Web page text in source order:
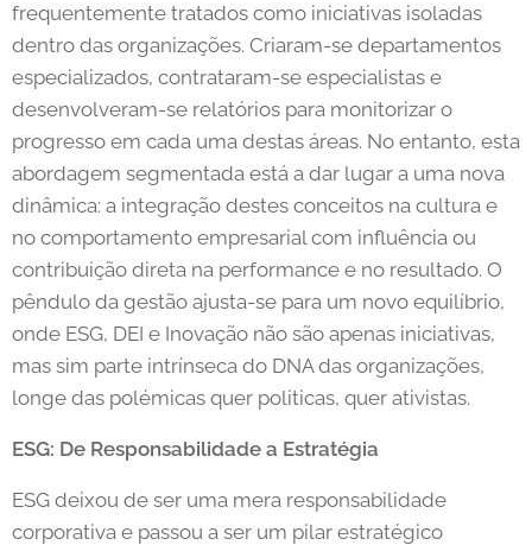
frequentemente tratados como iniciativas isoladas
dentro das organizações. Criaram-se departamentos
especializados, contrataram-se especialistas e
desenvolveram-se relatórios para monitorizar o
progresso em cada uma destas áreas. No entanto, esta
abordagem segmentada está a dar lugar a uma nova
dinâmica: a integração destes conceitos na cultura e
no comportamento empresarial com influência ou
contribuição direta na performance e no resultado. O
pêndulo da gestão ajusta-se para um novo equilíbrio,
onde ESG, DEI e Inovação não são apenas iniciativas,
mas sim parte intrínseca do DNA das organizações,
longe das polémicas quer politicas, quer ativistas.
ESG: De Responsabilidade a Estratégia
ESG deixou de ser uma mera responsabilidade
corporativa e passou a ser um pilar estratégico